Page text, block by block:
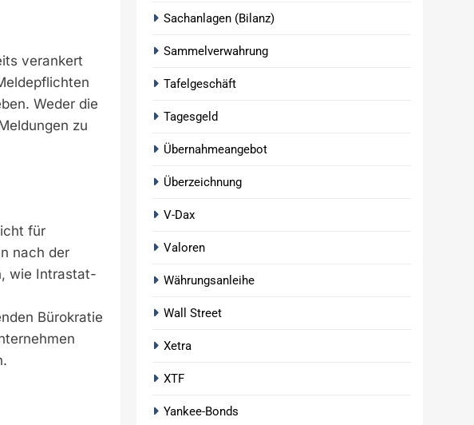
verankert
Weder die
zu
für
nach der
wie Intrastat-
Bürokratie
Sachanlagen (Bilanz)
Sammelverwahrung
Tafelgeschäft
Tagesgeld
Übernahmeangebot
Überzeichnung
V-Dax
Valoren
Währungsanleihe
Wall Street
Xetra
XTF
Yankee-Bonds